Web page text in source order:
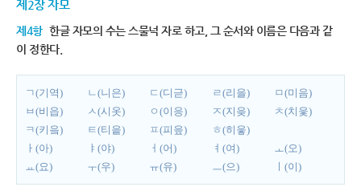
제2장 자모
제4항 한글 자모의 수는 스물넉 자로 하고, 그 순서와 이름은 다음과 같
이 정한다.
ㄱ(기역) ㄴ(니은) ㄷ(디귿) ㄹ(리을)
ㅁ(미음)
ㅂ(비읍)
ㅅ(시옷) ㅇ(이응) ㅈ(지읒)
ㅊ(치읓)
ㅋ(키읔)
ㅌ(티읕) ㅍ(피읖)
ㅎ(히읗)
ㅏ(아)
ㅑ(야) ㅓ(어) ㅕ(여)
ㅗ(오)
ㅛ(요)
ㅜ(우) ㅠ(유) ㅡ(으) ㅣ(이)